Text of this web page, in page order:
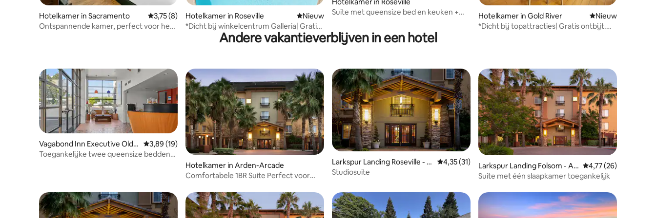
Hotelkamer in Sacramento Gemiddelde beoordeling van 3,75 op 5, 8 recensies
3,75 (8)
Ontspannende kamer, perfect voor het
Hotelkamer in Roseville Nieuwe accommodatie
Nieuw
*Dicht bij winkelcentrum Galleria| Gratis
ontbijt + volledig uitgeruste keuken
Suite met queensize bed en keuken +
Hotelkamer in Gold River Nieuwe
Nieuw
*Dicht bij topattracties| Gratis ontbijt.
Andere vakantieverblijven in een hotel
Vagabond Inn Executive Old T
own
Gemiddelde beoordeling van 3,89 op 5, 19 recensies
3,89 (19)
Toegankelijke twee queensize bedden
Hotelkamer in Arden-Arcade
Comfortabele 1BR Suite Perfect voor
Larkspur Landing Roseville - A
n All-Suite Hotel
Gemiddelde beoordeling van 4,35 op 5, 31 recensies
4,35 (31)
Studiosuite
Larkspur Landing Folsom - An
All-Suite Hotel
Gemiddelde
4,77 (26)
Suite met één slaapkamer toegankelijk